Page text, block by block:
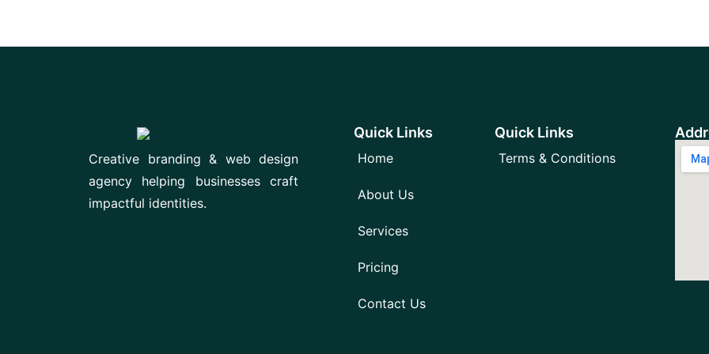
Creative branding & web design
agency helping businesses craft
impactful identities.
Quick Links
Home
About Us
Services
Pricing
Contact Us
Quick Links
Terms & Conditions